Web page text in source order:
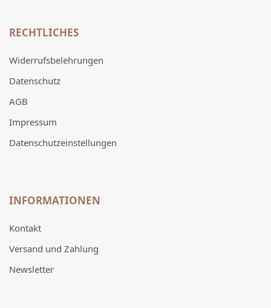
RECHTLICHES
Widerrufsbelehrungen
Datenschutz
AGB
Impressum
Datenschutzeinstellungen
INFORMATIONEN
Kontakt
Versand und Zahlung
Newsletter